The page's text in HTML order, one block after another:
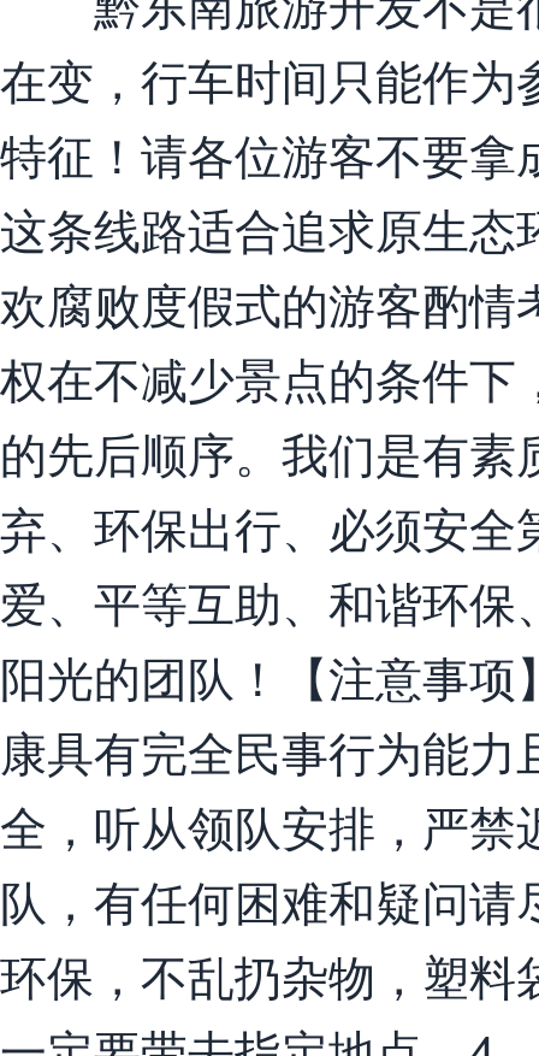
在变，行车时间只能作
特征！请各位游客不要
这条线路适合追求原生
欢腐败度假式的游客酌
权在不减少景点的条件
的先后顺序。我们是有
弃、环保出行、必须安
爱、平等互助、和谐环
阳光的团队！【注意事
康具有完全民事行为能
全，听从领队安排，严
队，有任何困难和疑问
环保，不乱扔杂物，塑